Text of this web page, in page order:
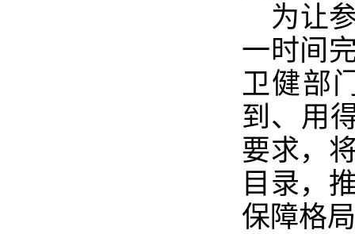
为让
一时间
卫健部
到、用
要求，
目录，
保障格